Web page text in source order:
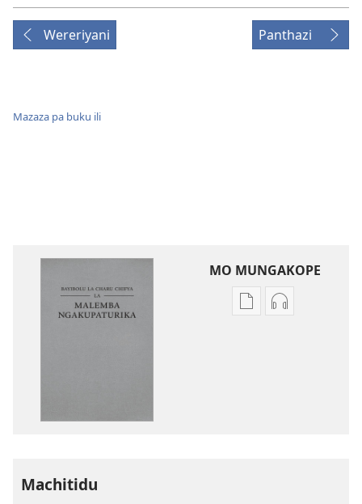
Wereriyani Panthazi
Mazaza pa buku ili
MO MUNGAKOPE
NthowaNthowa
Machitidu